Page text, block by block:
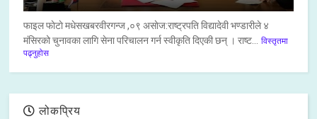
फाइल फाेटाे मधेसखबरवीरगन्ज ,०९ असाेज:राष्ट्रपति विद्यादेवी भण्डारीले ४
मंसिरको चुनावका लागि सेना परिचालन गर्न स्वीकृति दिएकी छन् । राष्ट... विस्तृतमा
पढ्नुहोस
लोकप्रिय